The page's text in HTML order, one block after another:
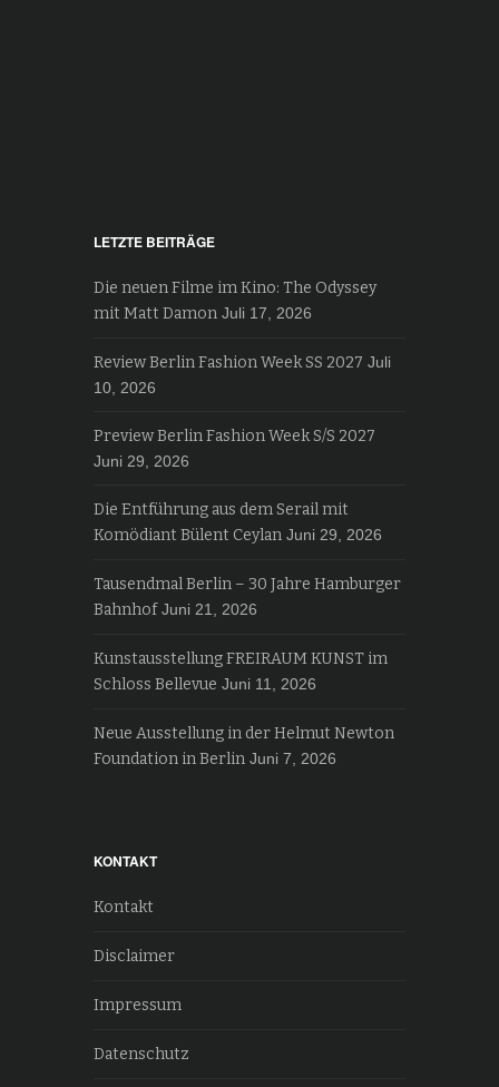
LETZTE BEITRÄGE
Die neuen Filme im Kino: The Odyssey
mit Matt Damon Juli 17, 2026
Review Berlin Fashion Week SS 2027 Juli
10, 2026
Preview Berlin Fashion Week S/S 2027
Juni 29, 2026
Die Entführung aus dem Serail mit
Komödiant Bülent Ceylan Juni 29, 2026
Tausendmal Berlin – 30 Jahre Hamburger
Bahnhof Juni 21, 2026
Kunstausstellung FREIRAUM KUNST im
Schloss Bellevue Juni 11, 2026
Neue Ausstellung in der Helmut Newton
Foundation in Berlin Juni 7, 2026
KONTAKT
Kontakt
Disclaimer
Impressum
Datenschutz